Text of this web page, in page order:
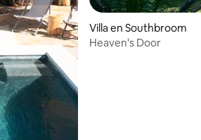
Villa en Southbroom
Heaven's Door